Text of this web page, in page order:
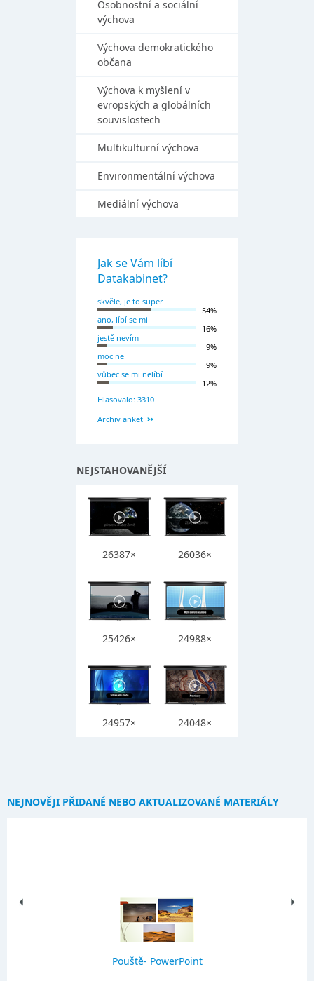
Osobnostní a sociální
výchova
Výchova demokratického
občana
Výchova k myšlení v
evropských a globálních
souvislostech
Multikulturní výchova
Environmentální výchova
Mediální výchova
Jak se Vám líbí
Datakabinet?
skvěle, je to super
54%
ano, líbí se mi
16%
jestě nevím
9%
moc ne
9%
vůbec se mi nelíbí
12%
Hlasovalo: 3310
Archiv anket
NEJSTAHOVANĚJŠÍ
26387× 26036×
25426× 24988×
24957× 24048×
NEJNOVĚJI PŘIDANÉ NEBO AKTUALIZOVANÉ MATERIÁLY
Pouště- PowerPoint